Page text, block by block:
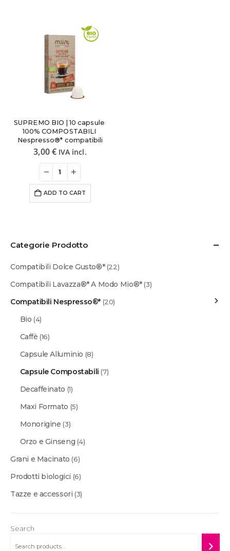
SUPREMO BIO | 10 capsule
100% COMPOSTABILI
Nespresso®* compatibili
3,00€ IVA incl.
ADD TO CART
Categorie Prodotto
Compatibili Dolce Gusto®* (22)
Compatibili Lavazza®* A Modo Mio®* (3)
Compatibili Nespresso®* (20)
Bio (4)
Caffè (16)
Capsule Alluminio (8)
Capsule Compostabili (7)
Decaffeinato (1)
Maxi Formato (5)
Monorigine (3)
Orzo e Ginseng (4)
Grani e Macinato (6)
Prodotti biologici (6)
Tazze e accessori (3)
Search